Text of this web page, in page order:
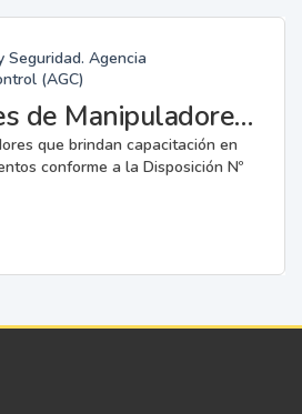
Seguridad. Agencia
(AGC)
Capacitadores de Manipuladores de Alimentos.
que brindan capacitación en
conforme a la Disposición Nº